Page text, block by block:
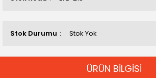
Stok Durumu Stok Yok
ÜRÜN BİLGİSİ